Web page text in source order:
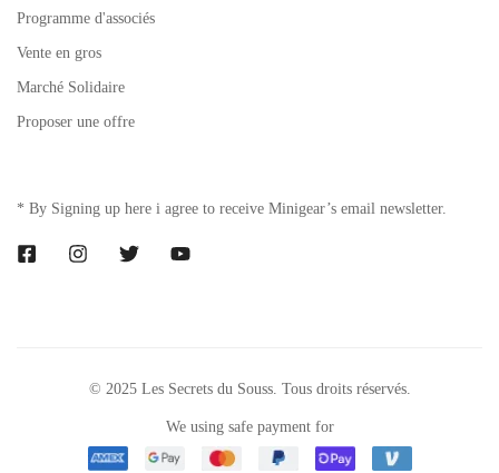
Programme d'associés
Vente en gros
Marché Solidaire
Proposer une offre
* By Signing up here i agree to receive Minigear’s email newsletter.
© 2025 Les Secrets du Souss. Tous droits réservés.
We using safe payment for